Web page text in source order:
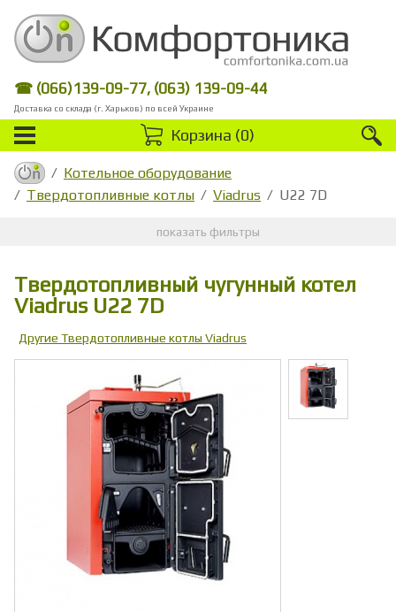
☎ (066)139-09-77, (063) 139-09-44
Доставка со склада (г. Харьков) по всей Украине
Корзина (0)
Котельное оборудование
Твердотопливные котлы
Viadrus U22 7D
показать фильтры
Твердотопливный чугунный котел
Viadrus U22 7D
Другие Твердотопливные котлы Viadrus